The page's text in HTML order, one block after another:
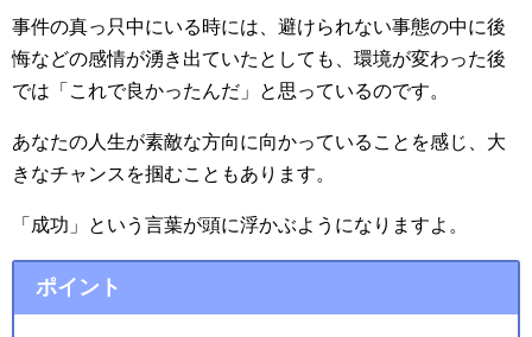
事件の真っ只中にいる時には、避けられない事態の中に後
悔などの感情が湧き出ていたとしても、環境が変わった後
では「これで良かったんだ」と思っているのです。
あなたの人生が素敵な方向に向かっていることを感じ、大
きなチャンスを掴むこともあります。
「成功」という言葉が頭に浮かぶようになりますよ。
ポイント